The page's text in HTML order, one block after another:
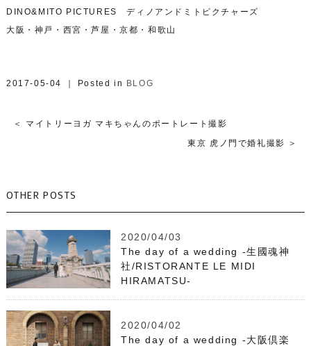
DINO&MITO PICTURES ディノアンドミトピクチャーズ
大阪・神戸・西宮・芦屋・京都・和歌山
2017-05-04 ｜ Posted in BLOG
＜ マイトリーヨガ マキちゃんのポートレート撮影
東京 虎ノ門で婚礼撮影 ＞
OTHER POSTS
2020/04/03
The day of a wedding -生國魂神
社/RISTORANTE LE MIDI
HIRAMATSU-
2020/04/02
The day of a wedding -大阪倶楽